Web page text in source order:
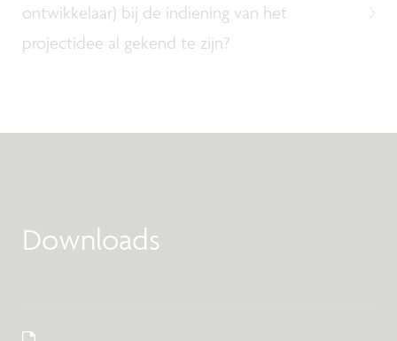
ontwikkelaar) bij de indiening van het
projectidee al gekend te zijn?
Downloads